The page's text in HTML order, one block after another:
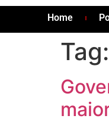
Home
Tag: